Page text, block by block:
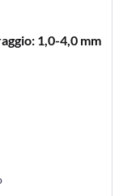
1,0-4,0 mm